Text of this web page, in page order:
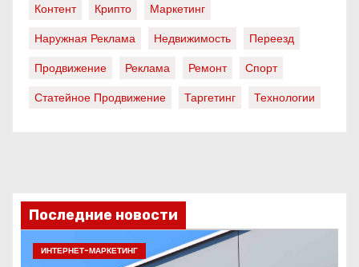
Контент
Крипто
Маркетинг
Наружная Реклама
Недвижимость
Переезд
Продвижение
Реклама Ремонт
Спорт
Статейное Продвижение
Таргетинг Технологии
Последние новости
ИНТЕРНЕТ-МАРКЕТИНГ